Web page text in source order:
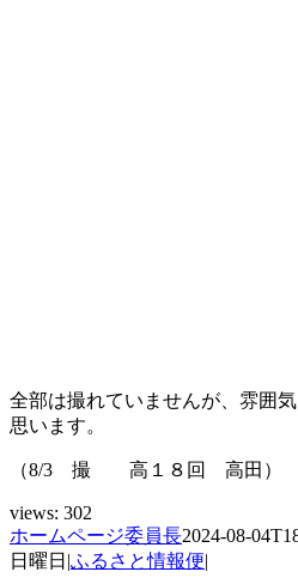
全部は撮れていませんが、雰囲
思います。
（8/3 撮 高１８回 高田）
views: 302
ホームページ委員長2024-08-
日曜日 |ふるさと情報便|